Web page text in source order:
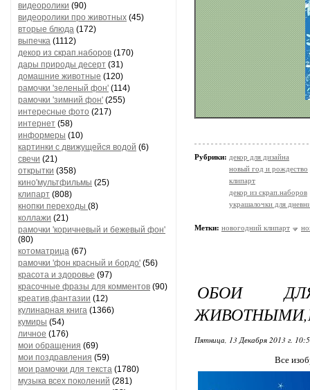
видеоролики (90)
видеоролики про животных (45)
вторые блюда (172)
выпечка (1112)
декор из скрап.наборов (170)
дары природы десерт (31)
домашние животные (120)
рамочки 'зеленый фон' (114)
рамочки 'зимний фон' (255)
интересные фото (217)
интернет (58)
информеры (10)
картинки с движущейся водой (6)
свечи (21)
открытки (358)
кино'мультфильмы (25)
клипарт (808)
кнопки переходы (8)
коллажи (21)
рамочки 'коричневый и бежевый фон'
(80)
котоматрица (67)
рамочки 'фон красный и бордо' (56)
красота и здоровье (97)
красочные фразы для комментов (90)
креатив,фантазии (12)
кулинарная книга (1366)
кумиры (54)
личное (176)
мои обращения (69)
мои поздравления (59)
мои рамочки для текста (1780)
музыка всех поколений (281)
Рубрики: декор для дизайна
новый год и рождество
клипарт
декор из скрап.наборов
украшалочки для
Метки: новогодний клипарт
ОБОИ ДЛЯ
Пятница, 13 Декабря 2013 г.
Все